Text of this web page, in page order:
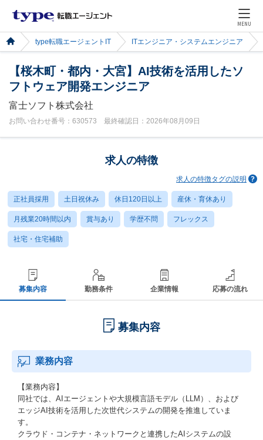
MENU
type転職エージェントIT ITエンジニア・システムエンジニア
【桜木町・都内・大宮】AI技術を活用したソ
フトウェア開発エンジニア
富士ソフト株式会社
お問い合わせ番号：630573 最終確認日：2026年08月09日
求人の特徴
求人の特徴タグの説明
正社員採用 土日祝休み 休日120日以上 産休・育休あり
月残業20時間以内 賞与あり 学歴不問 フレックス
社宅・住宅補助
募集内容 勤務条件 企業情報 応募の流れ
募集内容
業務内容
【業務内容】
同社では、AIエージェントや大規模言語モデル（LLM）、および
エッジAI技術を活用した次世代システムの開発を推進していま
す。
クラウド・コンテナ・ネットワークと連携したAIシステムの設